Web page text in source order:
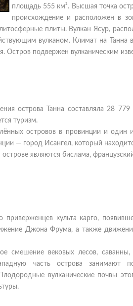
площадь 555 км². Высшая точка
происхождение и расположен в
литосферные плиты. Вулкан Ясур,
вулканом. Климат на Танна
Остров подвержен вулканическим
острова Танна составляла 28
туризм.
островов в провинции и один
— город Исангел, который
являются бислама,
приверженцев культа карго,
Джона Фрума, а также
смешение вековых лесов,
часть острова занимают
вулканические почвы